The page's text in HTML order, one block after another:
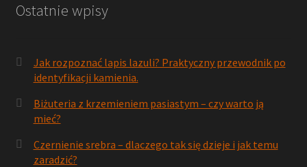
Ostatnie wpisy
Jak rozpoznać lapis lazuli? Praktyczny przewodnik po
identyfikacji kamienia.
Biżuteria z krzemieniem pasiastym – czy warto ją
mieć?
Czernienie srebra – dlaczego tak się dzieje i jak temu
zaradzić?